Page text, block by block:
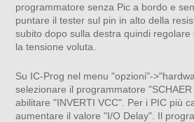
programmatore senza Pic a bordo e
puntare il tester sul pin in alto della
subito dopo sulla destra quindi
la tensione voluta.
Su IC-Prog nel menu "opzioni"-
selezionare il programmatore
abilitare "INVERTI VCC". Per i PIC più
aumentare il valore "I/O Delay". Il